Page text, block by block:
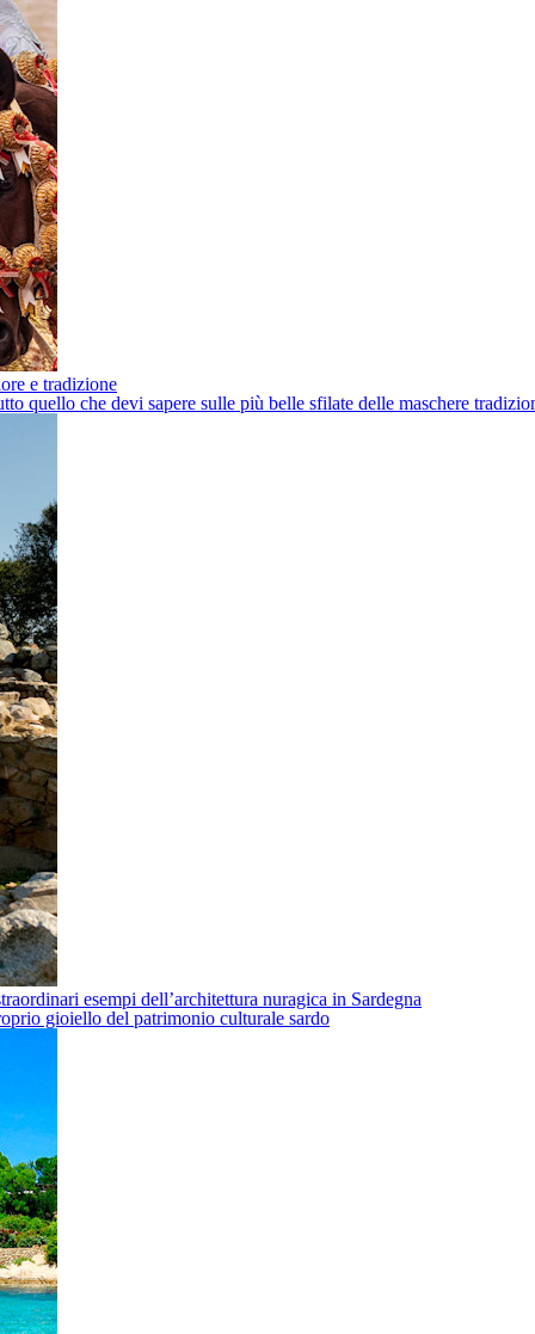
e tradizione
quello che devi sapere sulle più belle sfilate delle maschere
esempi dell’architettura nuragica in Sardegna
gioiello del patrimonio culturale sardo